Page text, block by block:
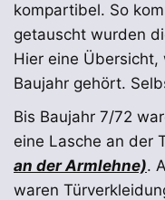
kompartibel. So
getauscht wurden
Hier eine Übersicht,
Baujahr gehört.
Bis Baujahr 7/72
eine Lasche an der
an der Armlehne).
waren